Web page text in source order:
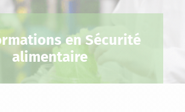
en Sécurité
alimentaire